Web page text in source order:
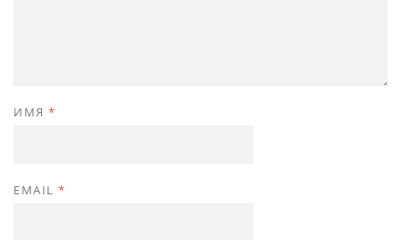
ИМЯ *
EMAIL *